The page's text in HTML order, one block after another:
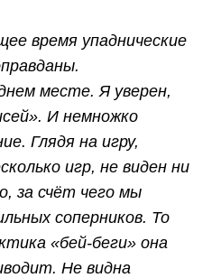
время упаднические
месте. Я уверен,
И немножко
Глядя на игру,
игр, не виден ни
за счёт чего мы
соперников. То
«бей-беги» она
Не видна